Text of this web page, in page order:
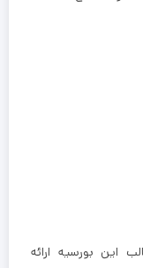
این بورسیه ارائه